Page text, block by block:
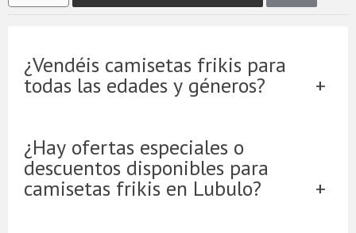
¿Vendéis camisetas frikis para
todas las edades y géneros?
¿Hay ofertas especiales o
descuentos disponibles para
camisetas frikis en Lubulo?